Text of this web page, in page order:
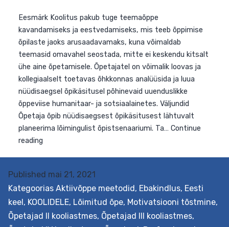
Eesmärk Koolitus pakub tuge teemaõppe
õpilaste jaoks arusaadavamaks, kuna võimaldab
teemasid omavahel seostada, mitte ei keskendu
ühe aine õpetamisele. Õpetajatel on võimalik loovas ja
kollegiaalselt toetavas õhkkonnas analüüsida ja luua
Published mai 21, 2021
Kategoorias Aktiivõppe meetodid, Ebakindlus, Eesti
keel, KOOLIDELE, Lõimitud õpe, Motivatsiooni tõstmine,
Õpetajad II kooliastmes, Õpetajad III kooliastmes,